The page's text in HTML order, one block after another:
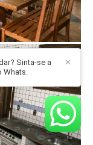
✕
Sinta-se a
Whats.